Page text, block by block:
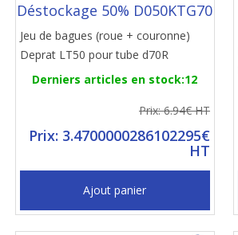
Déstockage 50% D050KTG70
Jeu de bagues (roue + couronne)
Deprat LT50 pour tube d70R
Derniers articles en stock:12
Prix: 6.94€ HT
Prix: 3.4700000286102295€
HT
Ajout panier